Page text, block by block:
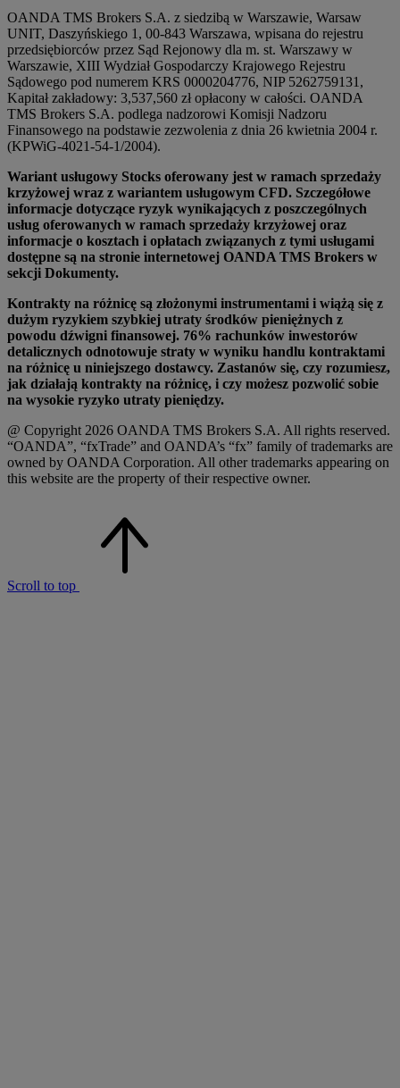
OANDA TMS Brokers S.A. z siedzibą w Warszawie, Warsaw
UNIT, Daszyńskiego 1, 00-843 Warszawa, wpisana do rejestru
przedsiębiorców przez Sąd Rejonowy dla m. st. Warszawy w
Warszawie, XIII Wydział Gospodarczy Krajowego Rejestru
Sądowego pod numerem KRS 0000204776, NIP 5262759131,
Kapitał zakładowy: 3,537,560 zł opłacony w całości. OANDA
TMS Brokers S.A. podlega nadzorowi Komisji Nadzoru
Finansowego na podstawie zezwolenia z dnia 26 kwietnia 2004 r.
(KPWiG-4021-54-1/2004).
Wariant usługowy Stocks oferowany jest w ramach sprzedaży
krzyżowej wraz z wariantem usługowym CFD. Szczegółowe
informacje dotyczące ryzyk wynikających z poszczególnych
usług oferowanych w ramach sprzedaży krzyżowej oraz
informacje o kosztach i opłatach związanych z tymi usługami
dostępne są na stronie internetowej OANDA TMS Brokers w
sekcji Dokumenty.
Kontrakty na różnicę są złożonymi instrumentami i wiążą się z
dużym ryzykiem szybkiej utraty środków pieniężnych z
powodu dźwigni finansowej. 76% rachunków inwestorów
detalicznych odnotowuje straty w wyniku handlu kontraktami
na różnicę u niniejszego dostawcy. Zastanów się, czy rozumiesz,
jak działają kontrakty na różnicę, i czy możesz pozwolić sobie
na wysokie ryzyko utraty pieniędzy.
@ Copyright 2026 OANDA TMS Brokers S.A. All rights reserved.
“OANDA”, “fxTrade” and OANDA’s “fx” family of trademarks are
owned by OANDA Corporation. All other trademarks appearing on
this website are the property of their respective owner.
Scroll to top